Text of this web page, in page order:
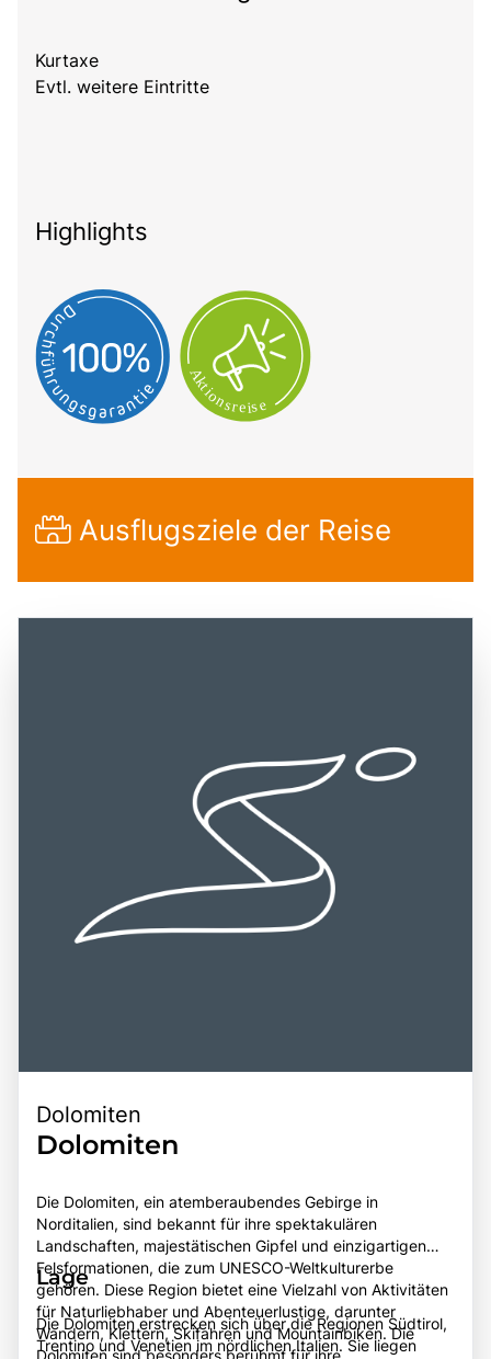
Kurtaxe
Evtl. weitere Eintritte
Highlights
Ausflugsziele der Reise
Dolomiten
Dolomiten
Die Dolomiten, ein atemberaubendes Gebirge in
Norditalien, sind bekannt für ihre spektakulären
Landschaften, majestätischen Gipfel und einzigartigen
Felsformationen, die zum UNESCO-Weltkulturerbe
gehören. Diese Region bietet eine Vielzahl von Aktivitäten
für Naturliebhaber und Abenteuerlustige, darunter
Wandern, Klettern, Skifahren und Mountainbiken. Die
Dolomiten sind besonders berühmt für ihre
Lage
Die Dolomiten erstrecken sich über die Regionen Südtirol,
Trentino und Venetien im nördlichen Italien. Sie liegen